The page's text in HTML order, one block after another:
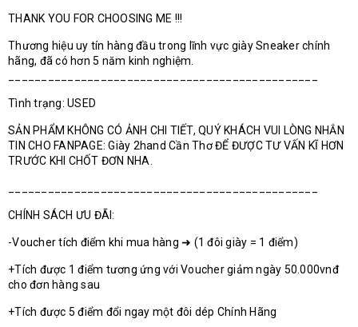
THANK YOU FOR CHOOSING ME !!!
Thương hiệu uy tín hàng đầu trong lĩnh vực giày Sneaker chính
hãng, đã có hơn 5 năm kinh nghiệm.
Tình trạng: USED
SẢN PHẨM KHÔNG CÓ ẢNH CHI TIẾT, QUÝ KHÁCH VUI LÒNG NHẮN
TIN CHO FANPAGE: Giày 2hand Cần Thơ ĐỂ ĐƯỢC TƯ VẤN KĨ HƠN
TRƯỚC KHI CHỐT ĐƠN NHA.
CHÍNH SÁCH ƯU ĐÃI:
-Voucher tích điểm khi mua hàng ➜ (1 đôi giày = 1 điểm)
+Tích được 1 điểm tương ứng với Voucher giảm ngày 50.000vnđ
cho đơn hàng sau
+Tích được 5 điểm đổi ngay một đôi dép Chính Hãng